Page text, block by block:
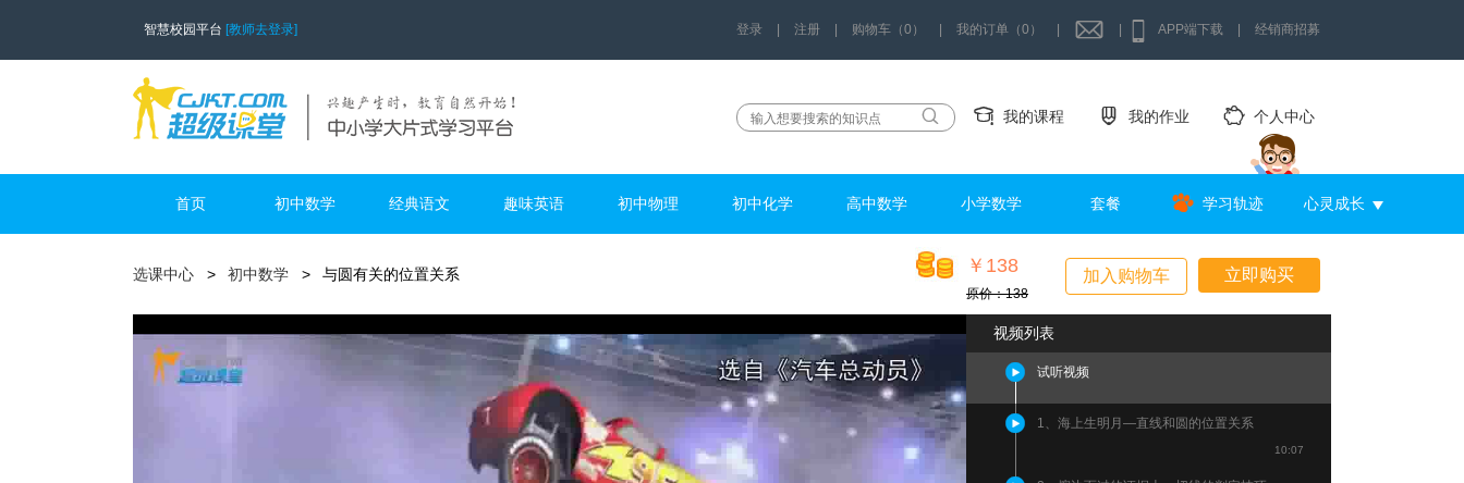
智慧校园平台 [教师去登录] 登录 注册 购物车（0） 我的订单（0） APP端下载 经销商招募
我的课程 我的作业 个人中心
首页 初中数学 经典语文 趣味英语 初中物理 初中化学 高中数学 小学数学 套餐 学习轨迹 心灵成长
立即购买
加入购物车
￥138
原价：138
选课中心 初中数学 与圆有关的位置关系
视频列表
试听视频
1、海上生明月—直线和圆的位置关系
10:07